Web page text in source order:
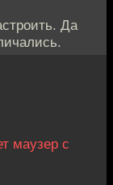
Да
маузер с